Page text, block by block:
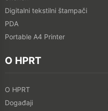
Digitalni tekstilni štampači
PDA
Portable A4 Printer
O HPRT
O HPRT
Događaji